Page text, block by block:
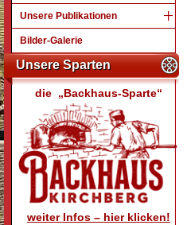
Unsere Publikationen
Bilder-Galerie
Unsere Sparten
die „Backhaus-Sparte“
weiter Infos – hier klicken!